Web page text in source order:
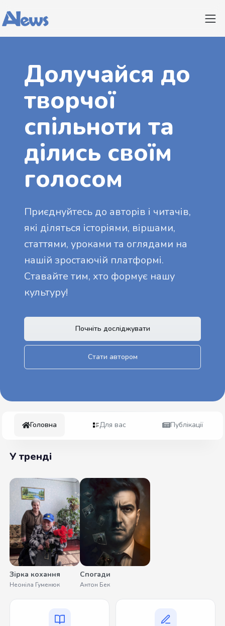
Долучайся до
творчої
спільноти та
ділись своїм
голосом
Приєднуйтесь до авторів і читачів,
які діляться історіями, віршами,
статтями, уроками та оглядами на
нашій зростаючій платформі.
Ставайте тим, хто формує нашу
культуру!
Почніть досліджувати
Стати автором
Головна Для вас Публікації
У тренді
Зірка кохання
Неоніла Гуменюк
Спогади
Антон Бек